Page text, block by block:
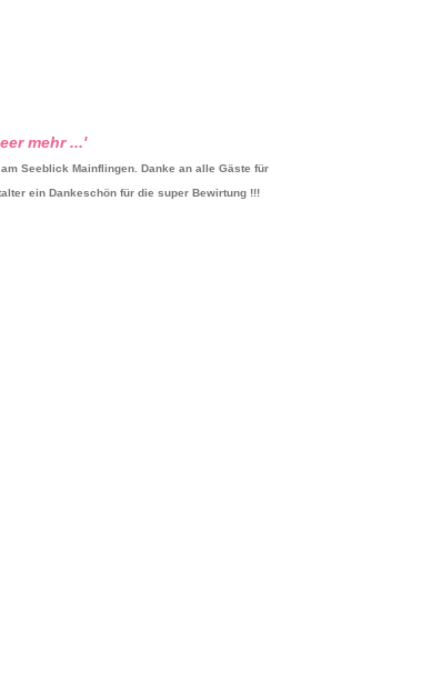
mehr ...'
Seeblick Mainflingen. Danke an alle Gäste für
ein Dankeschön für die super Bewirtung !!!